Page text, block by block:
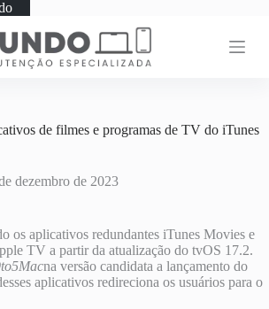
de filmes e programas de TV do iTunes
dezembro de 2023
os aplicativos redundantes iTunes Movies e
TV a partir da atualização do tvOS 17.2.
na versão candidata a lançamento do
aplicativos redireciona os usuários para o